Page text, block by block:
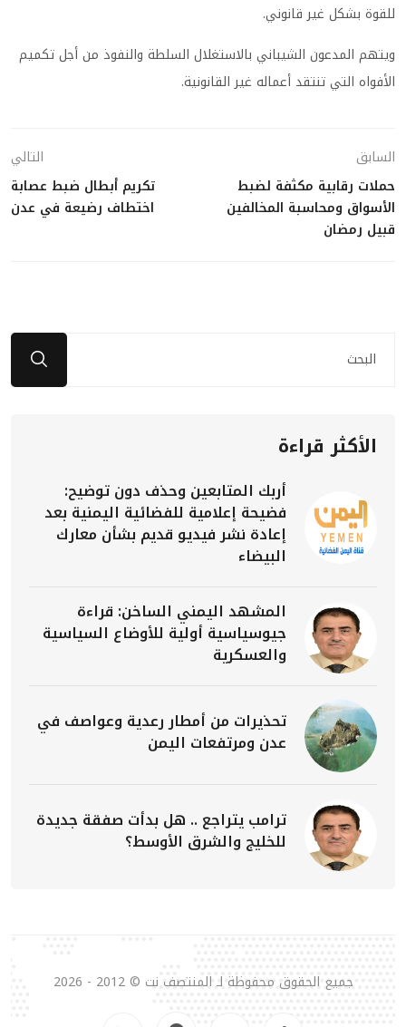
للقوة بشكل غير قانوني.
ويتهم المدعون الشيباني بالاستغلال السلطة والنفوذ من أجل تكميم
الأفواه التي تنتقد أعماله غير القانونية.
السابق
حملات رقابية مكثفة لضبط
الأسواق ومحاسبة المخالفين
قبيل رمضان
التالي
تكريم أبطال ضبط عصابة
اختطاف رضيعة في عدن
الأكثر قراءة
أربك المتابعين وحذف دون توضيح:
فضيحة إعلامية للفضائية اليمنية بعد
إعادة نشر فيديو قديم بشأن معارك
البيضاء
المشهد اليمني الساخن: قراءة
جيوسياسية أولية للأوضاع السياسية
والعسكرية
تحذيرات من أمطار رعدية وعواصف في
عدن ومرتفعات اليمن
ترامب يتراجع .. هل بدأت صفقة جديدة
للخليج والشرق الأوسط؟
جميع الحقوق محفوظة لـ المنتصف نت © 2012 - 2026